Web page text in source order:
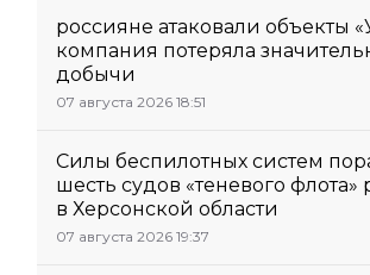
россияне атаковали объекты
компания потеряла
добычи
07 августа 2026 18:51
Силы беспилотных систем
шесть судов «теневого
в Херсонской области
07 августа 2026 19:37